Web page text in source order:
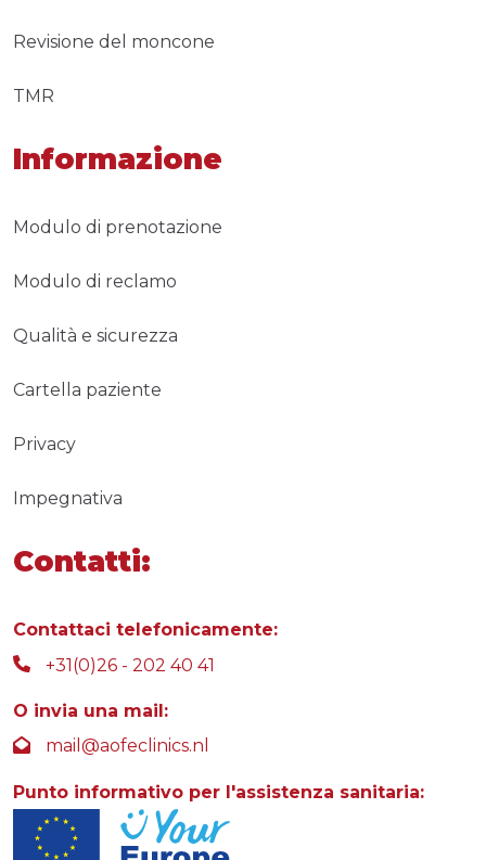
Revisione del moncone
TMR
Informazione
Modulo di prenotazione
Modulo di reclamo
Qualità e sicurezza
Cartella paziente
Privacy
Impegnativa
Contatti:
Contattaci telefonicamente:
+31(0)26 - 202 40 41
O invia una mail:
mail@aofeclinics.nl
Punto informativo per l'assistenza sanitaria: